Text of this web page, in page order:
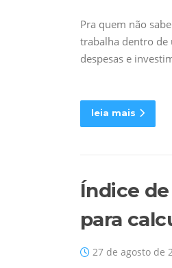
Pra quem não
trabalha dentro de
despesas e
leia mais
Índice
para
27 de agosto de